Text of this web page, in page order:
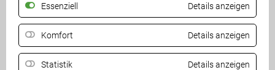
Essenziell Details anzeigen
Komfort Details anzeigen
Statistik Details anzeigen
Haushaltskennzahlen entwickelten sich im Jahr 2025 erneut
negativ, was laut Landesrechnungshof ein deutliches
Warnsignal ist. Besonders erschreckend sei die Feststellung,
dass bei der Belegprüfung von den 875 geprüften Belegen 462
Mängel aufwiesen (52,8 Prozent).